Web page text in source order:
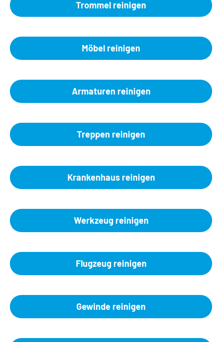
Trommel reinigen
Möbel reinigen
Armaturen reinigen
Treppen reinigen
Krankenhaus reinigen
Werkzeug reinigen
Flugzeug reinigen
Gewinde reinigen